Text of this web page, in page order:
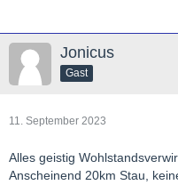
Jonicus
Gast
11. September 2023
Alles geistig
Anscheinend 20km Stau,